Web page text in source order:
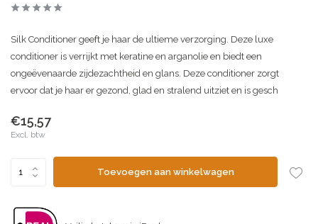
Silk Conditioner geeft je haar de ultieme verzorging. Deze luxe
conditioner is verrijkt met keratine en arganolie en biedt een
ongeëvenaarde zijdezachtheid en glans. Deze conditioner zorgt
ervoor dat je haar er gezond, glad en stralend uitziet en is gesch
€15,57
Excl. btw
Toevoegen aan winkelwagen